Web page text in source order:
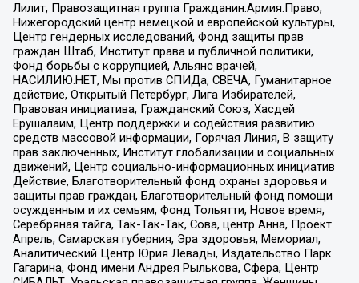
Лилит, Правозащитная группа Гражданин.Армия.Право,
Нижегородский центр немецкой и европейской культуры,
Центр гендерных исследований, Фонд защиты прав
граждан Штаб, Институт права и публичной политики,
Фонд борьбы с коррупцией, Альянс врачей,
НАСИЛИЮ.НЕТ, Мы против СПИДа, СВЕЧА, Гуманитарное
действие, Открытый Петербург, Лига Избирателей,
Правовая инициатива, Гражданский Союз, Хасдей
Ерушалаим, Центр поддержки и содействия развитию
средств массовой информации, Горячая Линия, В защиту
прав заключенных, Институт глобализации и социальных
движений, Центр социально-информационных инициатив
Действие, Благотворительный фонд охраны здоровья и
защиты прав граждан, Благотворительный фонд помощи
осужденным и их семьям, Фонд Тольятти, Новое время,
Серебряная тайга, Так-Так-Так, Сова, центр Анна, Проект
Апрель, Самарская губерния, Эра здоровья, Мемориал,
Аналитический Центр Юрия Левады, Издательство Парк
Гагарина, Фонд имени Андрея Рылькова, Сфера, Центр